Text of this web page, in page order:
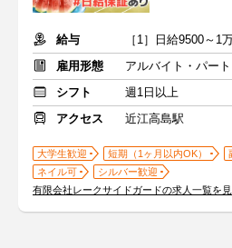
給与
雇用形態
アルバイト・パート
シフト
週1日以上
アクセス
近江高島駅
大学生歓迎 短期（1ヶ月以内OK）
ネイル可
シルバー歓迎
有限会社レークサイドガードの求人一覧を